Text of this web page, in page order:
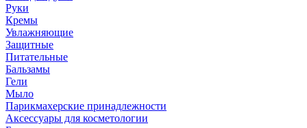
Руки
Кремы
Увлажняющие
Защитные
Питательные
Бальзамы
Гели
Мыло
Парикмахерские принадлежности
Аксессуары для косметологии